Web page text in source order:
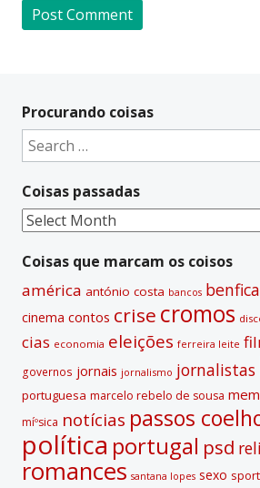
t
e
a
t
i
v
Procurando coisas
Search
for:
Coisas passadas
Coisas
Coisas que marcam os coisos
américa antónio costa bancos benfica
cinema contos crise cromos
cias economia eleições ferreira leite
governos jornais jornalismo jornalistas
portuguesa marcelo rebelo de sousa
míºsica notí­cias passos
polí­tica portugal psd
romances santana lopes sexo